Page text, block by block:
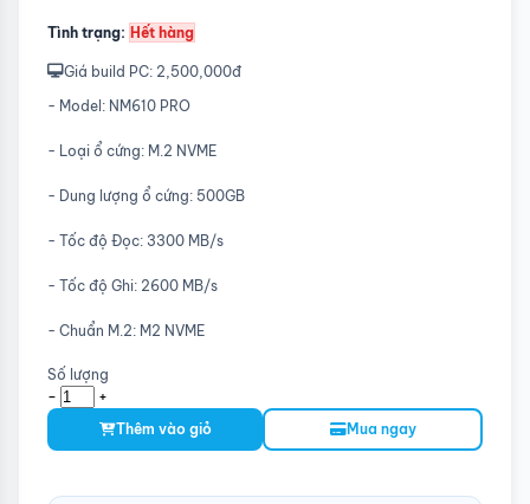
Tình trạng: Hết hàng
Giá build PC: 2,500,000đ
- Model: NM610 PRO
- Loại ổ cứng: M.2 NVME
- Dung lượng ổ cứng: 500GB
- Tốc độ Đọc: 3300 MB/s
- Tốc độ Ghi: 2600 MB/s
- Chuẩn M.2: M2 NVME
Số lượng
- +
Thêm vào giỏ Mua ngay